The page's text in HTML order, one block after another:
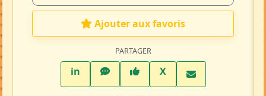
Ajouter aux favoris
PARTAGER
inLinkedInWhatsAppFacebook
XTwitter X